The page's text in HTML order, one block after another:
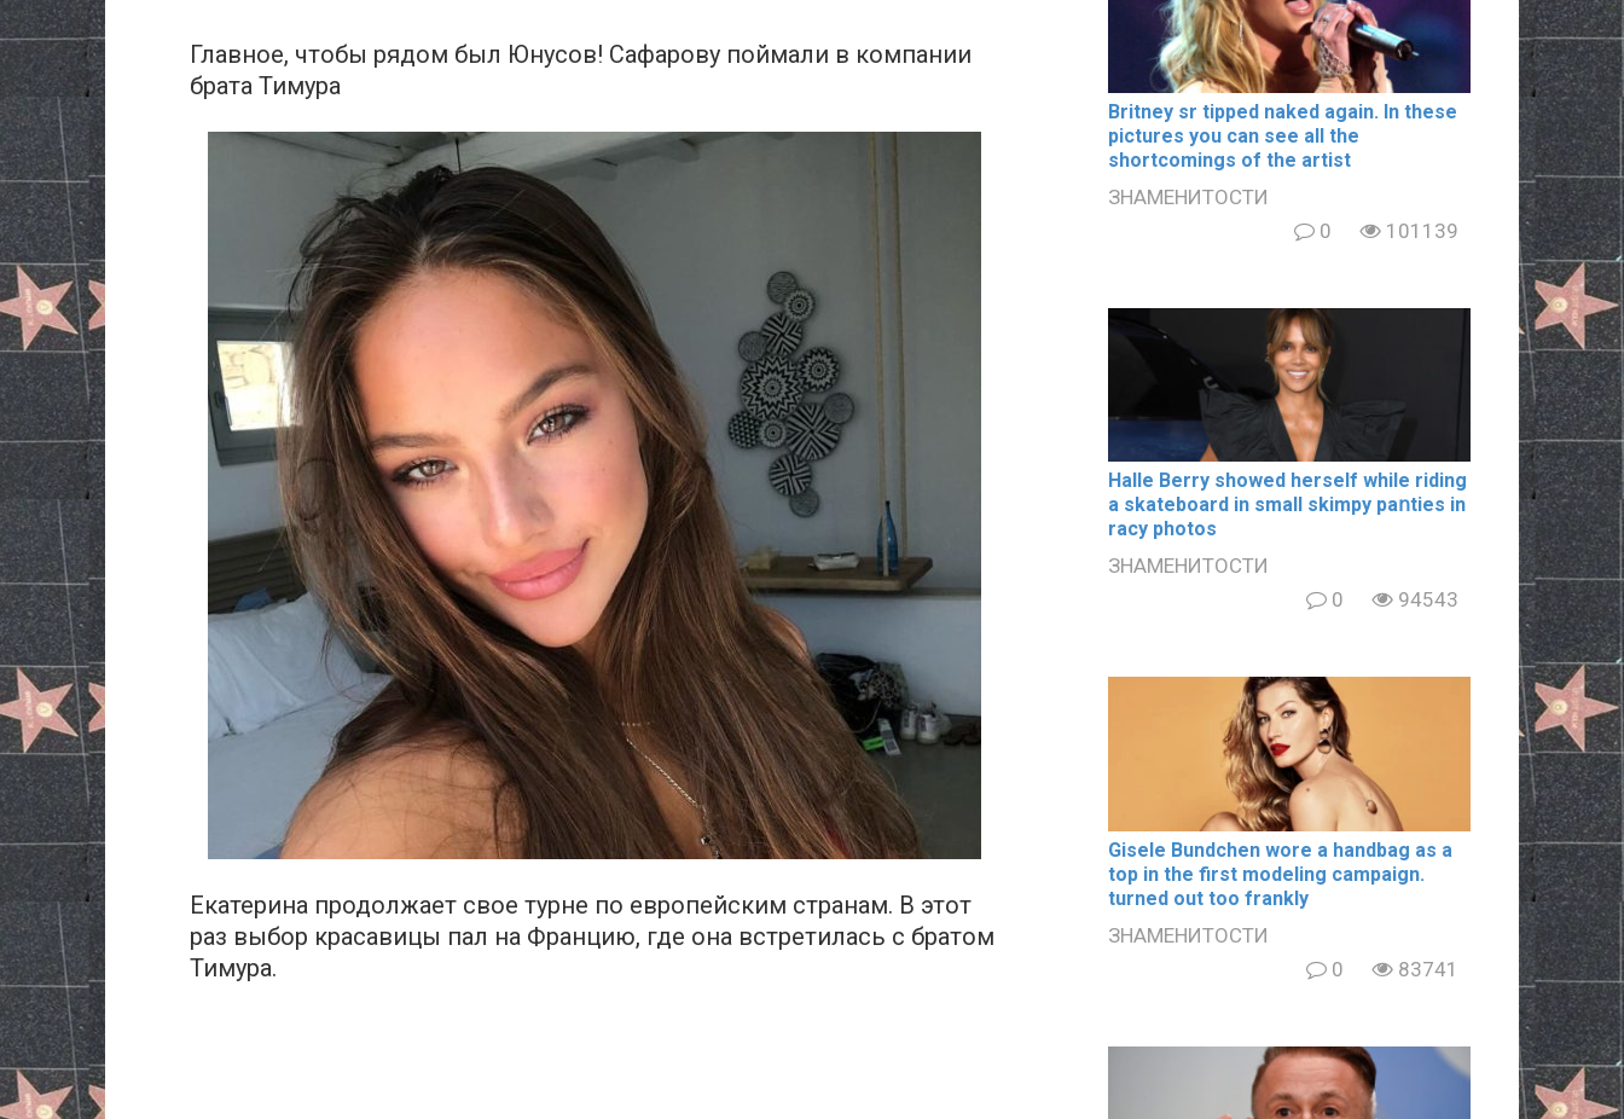
Главное, чтобы рядом был Юнусов! Сафарову поймали в компании
брата Тимура
Екатерина продолжает свое турне по европейским странам. В этот
раз выбор красавицы пал на Францию, где она встретилась с братом
Тимура.
Britney sr tipped naked again. In these
pictures you can see all the
shortcomings of the artist
ЗНАМЕНИТОСТИ
0
101139
Halle Berry showed herself while riding
a skateboard in small skimpy paոties in
rаcy photos
ЗНАМЕНИТОСТИ
0
94543
Gisele Bundchen wore a handbag as a
top in the first modeling campaign.
turned out too frankly
ЗНАМЕНИТОСТИ
0
83741